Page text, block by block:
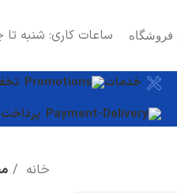
ساعات کاری: شنبه تا
خدمات
پرداخت
خانه